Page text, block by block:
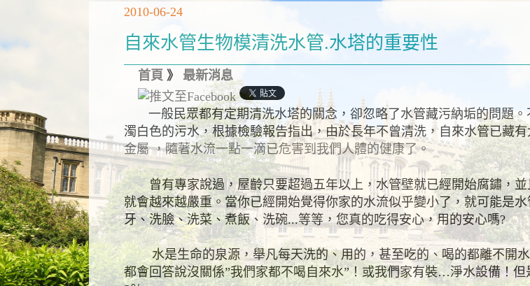
2010-06-24
自來水管生物模清洗水管.水塔的重要性
首頁 》 最新消息
一般民眾都有定期清洗水塔的關念，卻忽略了水管藏污納垢的問題。
濁白色的污水，根據檢驗報告指出，由於長年不曾清洗，自來水管已藏
金屬 ，隨著水流一點一滴已危害到我們人體的健康了。
曾有專家說過，屋齡只要超過五年以上，水管壁就已經開始腐鏽，並
就會越來越嚴重。當你已經開始覺得你家的水流似乎變小了，就可能是
牙、洗臉、洗菜、煮飯、洗碗...等等，您真的吃得安心，用的安心嗎?
水是生命的泉源，舉凡每天洗的、用的，甚至吃的、喝的都離不開水
都會回答說沒關係”我們家都不喝自來水”！或我們家有裝…淨水設備！但